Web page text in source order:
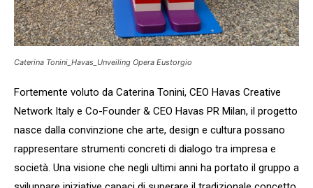
Caterina Tonini_Havas_Unveiling Opera Eustorgio
Fortemente voluto da Caterina Tonini, CEO Havas Creative
Network Italy e Co-Founder & CEO Havas PR Milan, il progetto
nasce dalla convinzione che arte, design e cultura possano
rappresentare strumenti concreti di dialogo tra impresa e
società. Una visione che negli ultimi anni ha portato il gruppo a